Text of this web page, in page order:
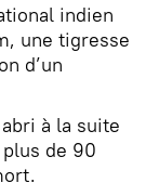
indien
une tigresse
d’un
à la suite
de 90